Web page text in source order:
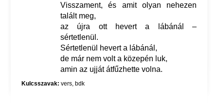
Visszament, és amit olyan nehezen
talált meg,
az újra ott hevert a lábánál –
sértetlenül.
Sértetlenül hevert a lábánál,
de már nem volt a közepén luk,
amin az ujját átfűzhette volna.
Kulcsszavak: vers bdk